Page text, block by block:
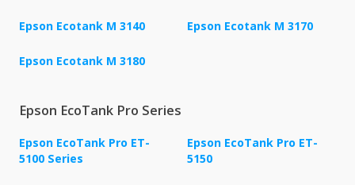
Epson Ecotank M 3140 Epson Ecotank M 3170
Epson Ecotank M 3180
Epson EcoTank Pro Series
Epson EcoTank Pro ET-
5100 Series
Epson EcoTank Pro ET-
5150